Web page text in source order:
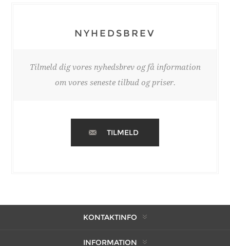
NYHEDSBREV
Tilmeld dig vores nyhedsbrev og få information
om vores seneste tilbud og priser.
TILMELD
KONTAKTINFO
INFORMATION